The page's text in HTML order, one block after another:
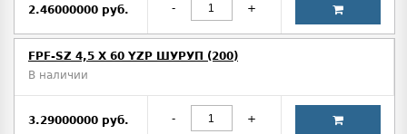
2.46000000 руб. - +
FPF-SZ 4,5 X 60 YZP ШУРУП (200)
В наличии
3.29000000 руб. - +